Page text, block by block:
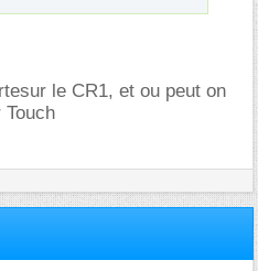
le CR1, et ou peut on